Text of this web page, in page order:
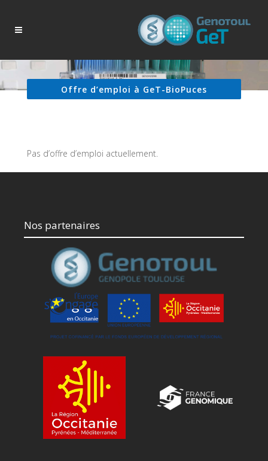
Offre d’emploi à GeT-BioPuces
Pas d’offre d’emploi actuellement.
Nos partenaires